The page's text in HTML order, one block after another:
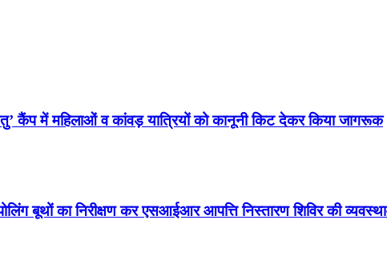
कैंप में महिलाओं व कांवड़ यात्रियों को कानूनी किट देकर किया जागरूक
बूथों का निरीक्षण कर एसआईआर आपत्ति निस्तारण शिविर की